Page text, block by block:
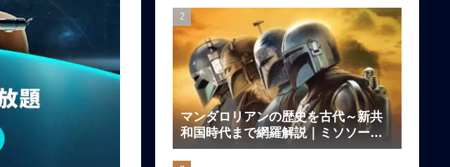
マンダロリアンの歴史を古代～新共
和国時代まで網羅解説｜ミソソー、
ダークセーバーの伝説とは？